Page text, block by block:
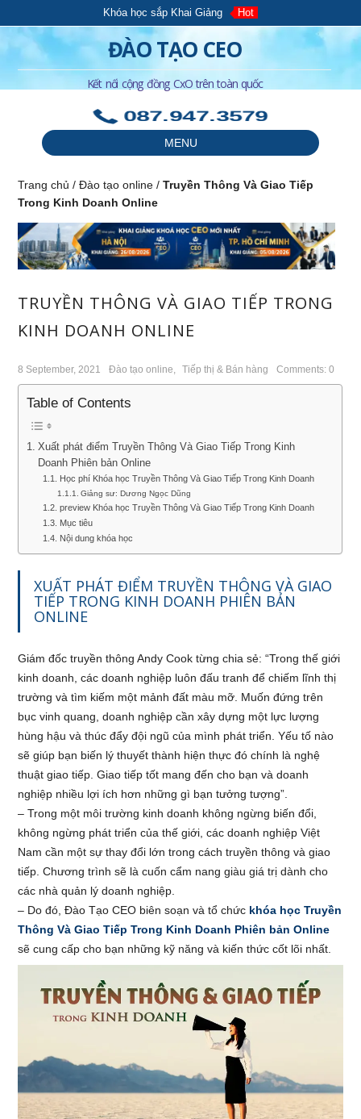
Khóa học sắp Khai Giảng Hot
ĐÀO TẠO CEO
Kết nối cộng đồng CxO trên toàn quốc
087.947.3579
MENU
Trang chủ /Đào tạo online /Truyền Thông Và Giao Tiếp
Trong Kinh Doanh Online
TRUYỀN THÔNG VÀ GIAO TIẾP TRONG
KINH DOANH ONLINE
8 September, 2021 Đào tạo online, Tiếp thị & Bán hàng Comments: 0
Table of Contents
Xuất phát điểm Truyền Thông Và Giao Tiếp Trong Kinh
Doanh Phiên bản Online
Học phí Khóa học Truyền Thông Và Giao Tiếp Trong Kinh Doanh
Giảng sư: Dương Ngọc Dũng
preview Khóa học Truyền Thông Và Giao Tiếp Trong Kinh Doanh
Mục tiêu
Nội dung khóa học
XUẤT PHÁT ĐIỂM TRUYỀN THÔNG VÀ GIAO
TIẾP TRONG KINH DOANH PHIÊN BẢN
ONLINE
Giám đốc truyền thông Andy Cook từng chia sẻ: “Trong thế giới
kinh doanh, các doanh nghiệp luôn đấu tranh để chiếm lĩnh thị
trường và tìm kiếm một mảnh đất màu mỡ. Muốn đứng trên
bục vinh quang, doanh nghiệp cần xây dựng một lực lượng
hùng hậu và thúc đẩy đội ngũ của mình phát triển. Yếu tố nào
sẽ giúp bạn biến lý thuyết thành hiện thực đó chính là nghệ
thuật giao tiếp. Giao tiếp tốt mang đến cho bạn và doanh
nghiệp nhiều lợi ích hơn những gì bạn tưởng tượng”.
– Trong một môi trường kinh doanh không ngừng biến đổi,
không ngừng phát triển của thế giới, các doanh nghiệp Việt
Nam cần một sự thay đổi lớn trong cách truyền thông và giao
tiếp. Chương trình sẽ là cuốn cẩm nang giàu giá trị dành cho
các nhà quản lý doanh nghiệp.
– Do đó, Đào Tạo CEO biên soạn và tổ chức khóa học Truyền
Thông Và Giao Tiếp Trong Kinh Doanh Phiên bản Online
sẽ cung cấp cho bạn những kỹ năng và kiến thức cốt lõi nhất.